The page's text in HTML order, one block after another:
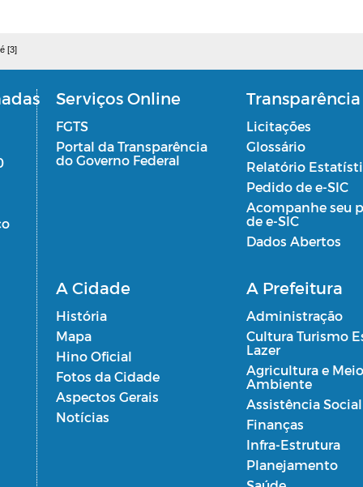
[3]
Serviços Online
FGTS
Portal da Transparência
do Governo Federal
Transparência
Licitações
Glossário
Relatório
Pedido de e-SIC
Acompanhe seu
de e-SIC
Dados Abertos
A Cidade
História
Mapa
Hino Oficial
Fotos da Cidade
Aspectos Gerais
Notícias
A Prefeitura
Administração
Cultura Turismo
Lazer
Agricultura e Meio
Ambiente
Assistência Social
Finanças
Infra-Estrutura
Planejamento